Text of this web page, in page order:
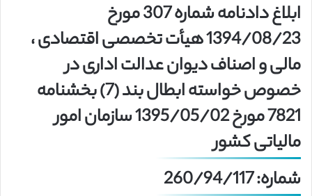
ابلاغ دادنامه شماره 307 مورخ
1394/08/23 هیأت تخصصی اقتصادی ،
مالی و اصناف دیوان عدالت اداری در
خصوص خواسته ابطال بند (7) بخشنامه
7821 مورخ 1395/05/02 سازمان امور
مالیاتی کشور
شماره: 260/94/117